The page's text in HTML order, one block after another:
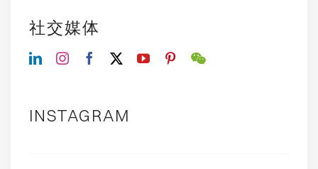
社交媒体
INSTAGRAM